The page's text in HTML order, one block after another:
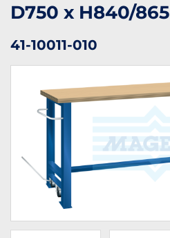
D750 x H840/865
41-10011-010